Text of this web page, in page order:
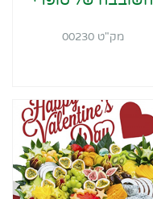
מק"ט 00230